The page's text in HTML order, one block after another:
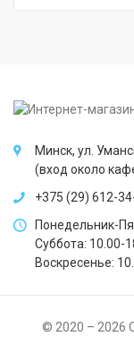
Минск, ул.
(вход около
+375 (29) 612-
Понедельник-
Суббота: 10.00-
Воскресенье:
© 2020 – 2026